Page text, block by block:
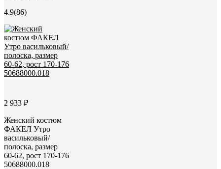
4.9(86)
2 933 ₽
Женский костюм
ФАКЕЛ Утро
васильковый/
полоска, размер
60-62, рост 170-176
50688000.018